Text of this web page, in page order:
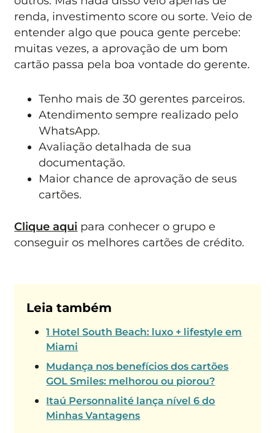
renda, investimento score ou sorte. Veio de
entender algo que pouca gente percebe:
muitas vezes, a aprovação de um bom
cartão passa pela boa vontade do gerente.
Tenho mais de 30 gerentes parceiros.
Atendimento sempre realizado pelo
WhatsApp.
Avaliação detalhada de sua
documentação.
Maior chance de aprovação de seus
cartões.
Clique aqui para conhecer o grupo e
conseguir os melhores cartões de crédito.
Leia também
1 Hotel South Beach: luxo + lifestyle em
Miami
Mudança nos benefícios dos cartões
GOL Smiles: melhorou ou piorou?
Itaú Personnalité lança nível 6 do
Minhas Vantagens